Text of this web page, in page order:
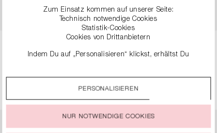
89,90 € 179,00 €
Zum Einsatz kommen auf unserer Seite:
Technisch notwendige Cookies
Statistik-Cookies
Cookies von Drittanbietern
Indem Du auf „Personalisieren“ klickst, erhältst Du
Durch einen Klick auf das Auswahlfeld „Alle akzeptieren“
stimmst Du der Verwendung aller Cookies zu, die unter
PERSONALISIEREN
NUR NOTWENDIGE COOKIES